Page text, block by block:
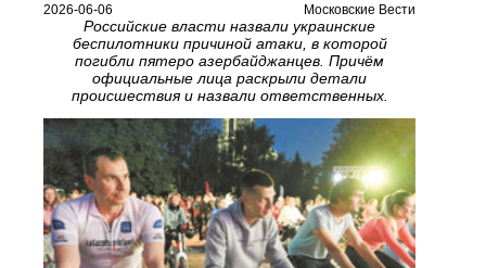
2026-06-06 Московские Вести
Российские власти назвали украинские
беспилотники причиной атаки, в которой
погибли пятеро азербайджанцев. Причём
официальные лица раскрыли детали
происшествия и назвали ответственных.